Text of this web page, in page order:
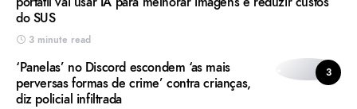
do SUS
3 minute read
3
‘Panelas’ no Discord escondem ‘as mais
perversas formas de crime’ contra crianças,
diz policial infiltrada